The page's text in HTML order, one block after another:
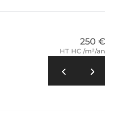
250 €
HT HC /m²/an